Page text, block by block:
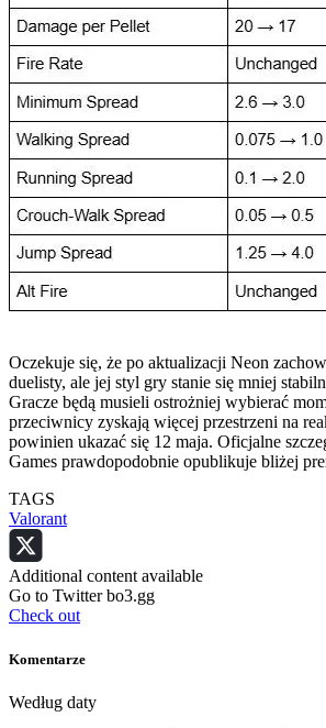
Oczekuje się, że po aktualizacji Neon
duelisty, ale jej styl gry stanie się mniej
Gracze będą musieli ostrożniej wybierać
przeciwnicy zyskają więcej przestrzeni na
powinien ukazać się 12 maja. Oficjalne
Games prawdopodobnie opublikuje bliżej
TAGS
Valorant
Additional content available
Go to Twitter bo3.gg
Check out
Komentarze
Według daty